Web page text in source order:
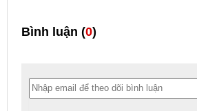
Bình luận (0)